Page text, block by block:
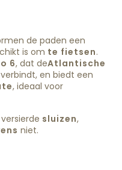
de paden een
is om te fietsen.
6, dat deAtlantische
verbindt, en biedt een
, ideaal voor
sluizen,
niet.